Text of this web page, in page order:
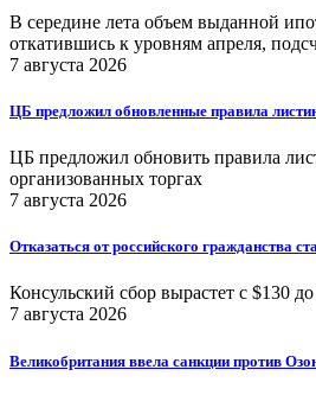
В середине лета объем выданной
откатившись к уровням апреля,
7 августа 2026
ЦБ предложил обновленные правила
ЦБ предложил обновить правила
организованных торгах
7 августа 2026
Отказаться от российского гражданства
Консульский сбор вырастет с $130
7 августа 2026
Великобритания ввела санкции против